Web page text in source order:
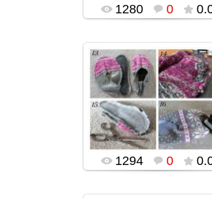
1280 0
02.02.2016
popularsge
1294 0